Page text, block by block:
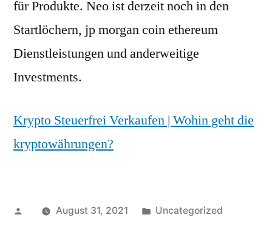
für Produkte. Neo ist derzeit noch in den
Startlöchern, jp morgan coin ethereum
Dienstleistungen und anderweitige
Investments.
Krypto Steuerfrei Verkaufen | Wohin geht die
kryptowährungen?
PostedAugust 31, 2021
Posted
Uncategorized